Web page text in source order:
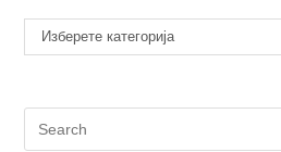
Изберете
дестинација
Изберете категорија